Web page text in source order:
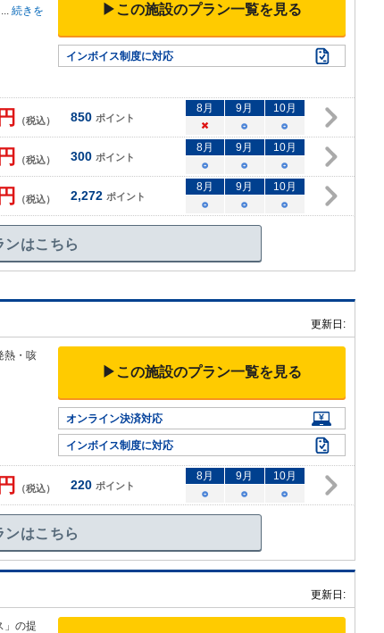
... 続きを
▶この施設のプラン一覧を見る
インボイス制度に対応
（税込） 850 ポイント
8月 9月 10月
×
○ ○
（税込） 300 ポイント
8月 9月 10月
○
○ ○
（税込） 2,272 ポイント
8月 9月 10月
○
○ ○
はこちら
更新日:
熱・咳
▶この施設のプラン一覧を見る
オンライン決済対応
インボイス制度に対応
（税込） 220 ポイント
8月 9月 10月
○
○ ○
はこちら
更新日:
」の提